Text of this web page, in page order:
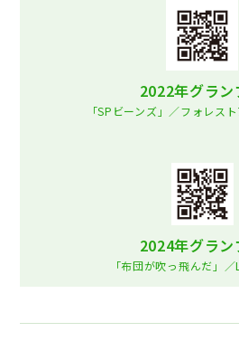
2022年グラン
「SPビーンズ」／フォレス
2024年グラン
「布団が吹っ飛んだ」